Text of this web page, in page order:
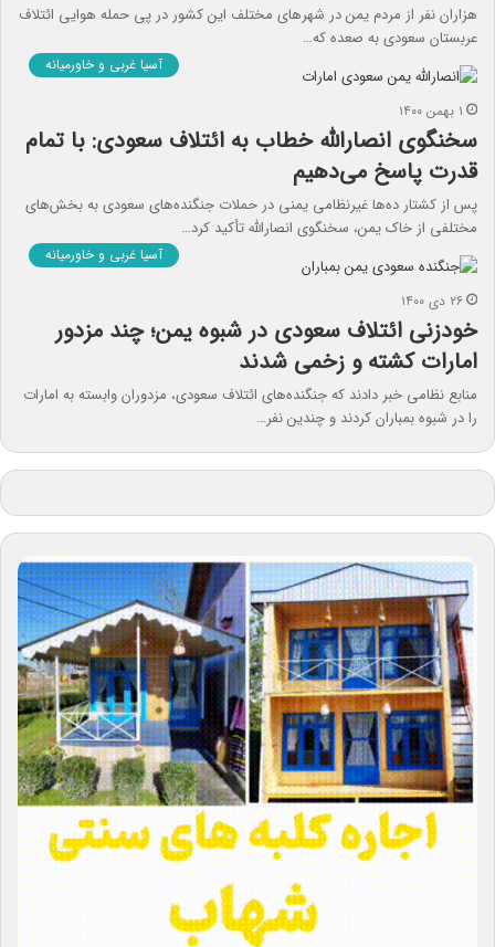
هزاران نفر از مردم یمن در شهرهای مختلف این کشور در پی حمله هوایی ائتلاف
عربستان سعودی به صعده که…
آسیا غربی و خاورمیانه
۱ بهمن ۱۴۰۰
سخنگوی انصارالله خطاب به ائتلاف سعودی: با تمام
قدرت پاسخ می‌دهیم
پس از کشتار ده‌ها غیرنظامی یمنی در حملات جنگنده‌های سعودی به بخش‌های
مختلفی از خاک یمن، سخنگوی انصارالله تأکید کرد…
آسیا غربی و خاورمیانه
۲۶ دی ۱۴۰۰
خودزنی ائتلاف سعودی در شبوه یمن؛ چند مزدور
امارات کشته و زخمی شدند
منابع نظامی خبر دادند که جنگنده‌های ائتلاف سعودی، مزدوران وابسته به امارات
را در شبوه بمباران کردند و چندین نفر…